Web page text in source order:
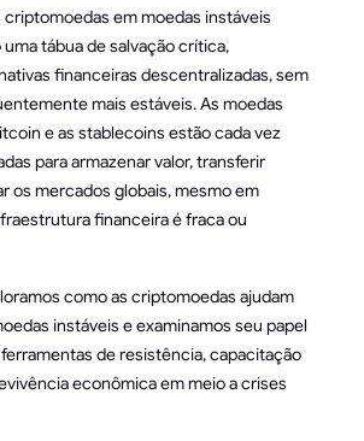
criptomoedas em moedas instáveis
tábua de salvação crítica,
financeiras descentralizadas, sem
mais estáveis. As moedas
e as stablecoins estão cada vez
para armazenar valor, transferir
os mercados globais, mesmo em
financeira é fraca ou
como as criptomoedas ajudam
instáveis e examinamos seu papel
de resistência, capacitação
econômica em meio a crises